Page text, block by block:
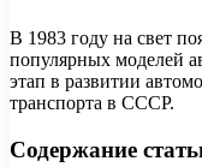
В 1983 году на свет
популярных моделей
этап в развитии
транспорта в СССР.
Содержание